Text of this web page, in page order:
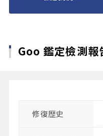
Goo 鑑定檢測報
修復歴史